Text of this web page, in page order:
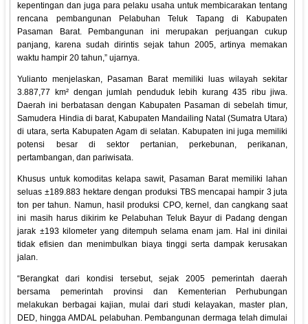
kepentingan dan juga para pelaku usaha untuk membicarakan tentang
rencana pembangunan Pelabuhan Teluk Tapang di Kabupaten
Pasaman Barat. Pembangunan ini merupakan perjuangan cukup
panjang, karena sudah dirintis sejak tahun 2005, artinya memakan
waktu hampir 20 tahun,” ujarnya.
Yulianto menjelaskan, Pasaman Barat memiliki luas wilayah sekitar
3.887,77 km² dengan jumlah penduduk lebih kurang 435 ribu jiwa.
Daerah ini berbatasan dengan Kabupaten Pasaman di sebelah timur,
Samudera Hindia di barat, Kabupaten Mandailing Natal (Sumatra Utara)
di utara, serta Kabupaten Agam di selatan. Kabupaten ini juga memiliki
potensi besar di sektor pertanian, perkebunan, perikanan,
pertambangan, dan pariwisata.
Khusus untuk komoditas kelapa sawit, Pasaman Barat memiliki lahan
seluas ±189.883 hektare dengan produksi TBS mencapai hampir 3 juta
ton per tahun. Namun, hasil produksi CPO, kernel, dan cangkang saat
ini masih harus dikirim ke Pelabuhan Teluk Bayur di Padang dengan
jarak ±193 kilometer yang ditempuh selama enam jam. Hal ini dinilai
tidak efisien dan menimbulkan biaya tinggi serta dampak kerusakan
jalan.
“Berangkat dari kondisi tersebut, sejak 2005 pemerintah daerah
bersama pemerintah provinsi dan Kementerian Perhubungan
melakukan berbagai kajian, mulai dari studi kelayakan, master plan,
DED, hingga AMDAL pelabuhan. Pembangunan dermaga telah dimulai